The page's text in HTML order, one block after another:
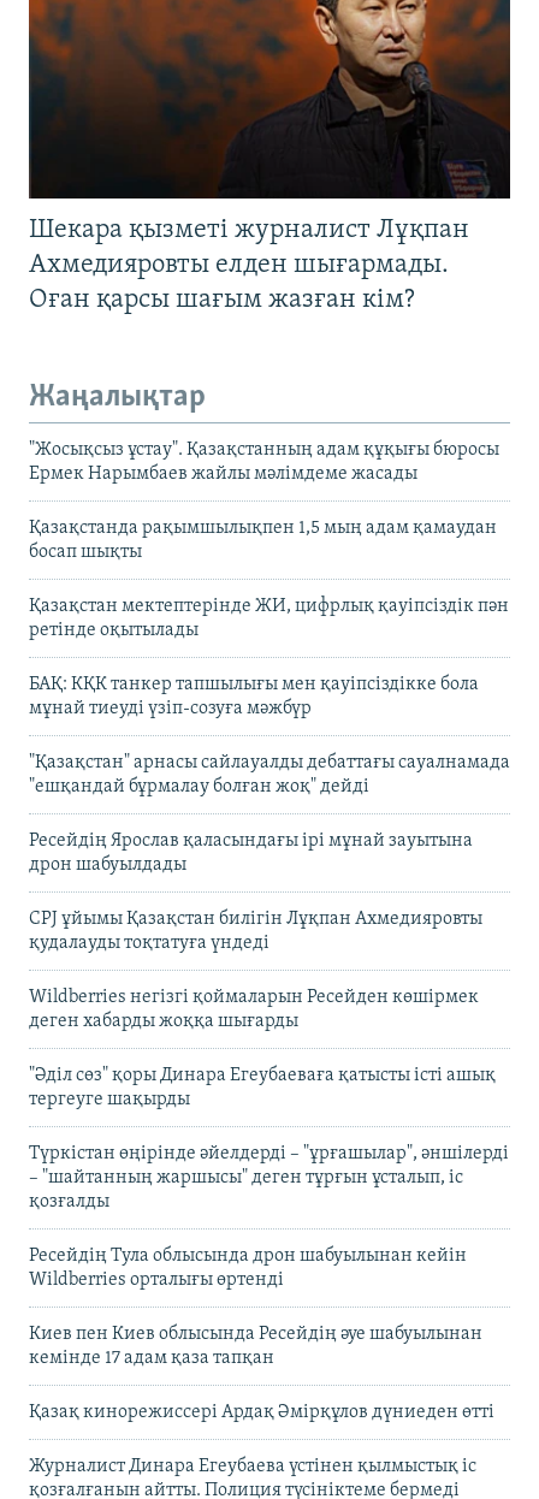
Шекара қызметі журналист Лұқпан
Ахмедияровты елден шығармады.
Оған қарсы шағым жазған кім?
Жаңалықтар
"Жосықсыз ұстау". Қазақстанның адам құқығы бюросы
Ермек Нарымбаев жайлы мәлімдеме жасады
Қазақстанда рақымшылықпен 1,5 мың адам қамаудан
босап шықты
Қазақстан мектептерінде ЖИ, цифрлық қауіпсіздік пән
ретінде оқытылады
БАҚ: КҚК танкер тапшылығы мен қауіпсіздікке бола
мұнай тиеуді үзіп-созуға мәжбүр
"Қазақстан" арнасы сайлауалды дебаттағы сауалнамада
"ешқандай бұрмалау болған жоқ" дейді
Ресейдің Ярослав қаласындағы ірі мұнай зауытына
дрон шабуылдады
CPJ ұйымы Қазақстан билігін Лұқпан Ахмедияровты
қудалауды тоқтатуға үндеді
Wildberries негізгі қоймаларын Ресейден көшірмек
деген хабарды жоққа шығарды
"Әділ сөз" қоры Динара Егеубаеваға қатысты істі ашық
тергеуге шақырды
Түркістан өңірінде әйелдерді – "ұрғашылар", әншілерді
– "шайтанның жаршысы" деген тұрғын ұсталып, іс
қозғалды
Ресейдің Тула облысында дрон шабуылынан кейін
Wildberries орталығы өртенді
Киев пен Киев облысында Ресейдің әуе шабуылынан
кемінде 17 адам қаза тапқан
Қазақ кинорежиссері Ардақ Әмірқұлов дүниеден өтті
Журналист Динара Егеубаева үстінен қылмыстық іс
қозғалғанын айтты. Полиция түсініктеме бермеді